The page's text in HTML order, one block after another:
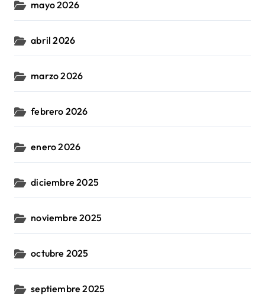
mayo 2026
abril 2026
marzo 2026
febrero 2026
enero 2026
diciembre 2025
noviembre 2025
octubre 2025
septiembre 2025